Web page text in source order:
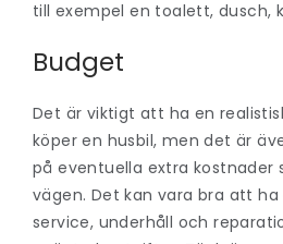
till exempel en toalett, dusch,
Budget
Det är viktigt att ha en
köper en husbil, men det är
på eventuella extra kostnader
vägen. Det kan vara bra att
service, underhåll och